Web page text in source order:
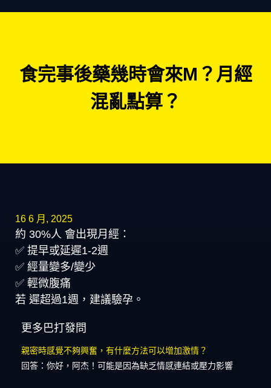
食完事後藥幾時會來M？月經
混亂點算？
16 6 月, 2025
約 30%人 會出現月經：
✅ 提早或延遲1-2週
✅ 經量變多/變少
✅ 輕微腹痛
若 遲超過1週，建議驗孕。
更多巴打發問
親密時感覺不夠興奮，有什麼方法可以增加激情？
回答：你好，阿杰！可能是因為缺乏情感連結或壓力影響